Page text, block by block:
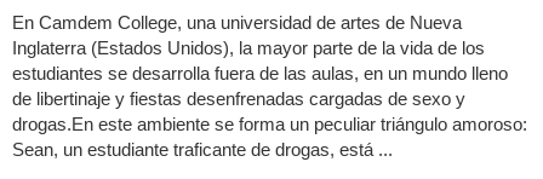
En Camdem College, una universidad de artes de Nueva
Inglaterra (Estados Unidos), la mayor parte de la vida de los
estudiantes se desarrolla fuera de las aulas, en un mundo lleno
de libertinaje y fiestas desenfrenadas cargadas de sexo y
drogas.En este ambiente se forma un peculiar triángulo amoroso:
Sean, un estudiante traficante de drogas, está ...